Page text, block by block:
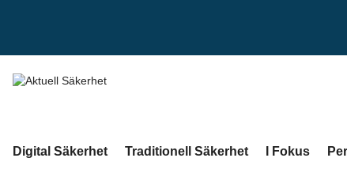
Digital Säkerhet Traditionell Säkerhet I Fokus